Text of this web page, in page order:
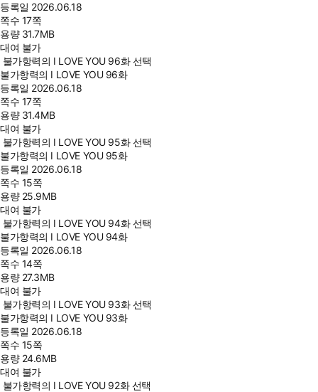
등록일 2026.06.18
쪽수 17쪽
용량 31.7MB
대여 불가
불가항력의 I LOVE YOU 96화 선택
불가항력의 I LOVE YOU 96화
등록일 2026.06.18
쪽수 17쪽
용량 31.4MB
대여 불가
불가항력의 I LOVE YOU 95화 선택
불가항력의 I LOVE YOU 95화
등록일 2026.06.18
쪽수 15쪽
용량 25.9MB
대여 불가
불가항력의 I LOVE YOU 94화 선택
불가항력의 I LOVE YOU 94화
등록일 2026.06.18
쪽수 14쪽
용량 27.3MB
대여 불가
불가항력의 I LOVE YOU 93화 선택
불가항력의 I LOVE YOU 93화
등록일 2026.06.18
쪽수 15쪽
용량 24.6MB
대여 불가
불가항력의 I LOVE YOU 92화 선택